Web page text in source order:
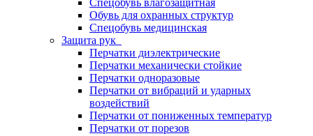
Спецобувь влагозащитная
Обувь для охранных структур
Спецобувь медицинская
Защита рук
Перчатки диэлектрические
Перчатки механически стойкие
Перчатки одноразовые
Перчатки от вибраций и ударных
воздействий
Перчатки от пониженных температур
Перчатки от порезов